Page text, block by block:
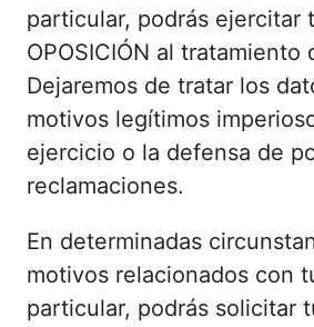
particular, podrás ejercitar
OPOSICIÓN al tratamiento
Dejaremos de tratar los
motivos legítimos
ejercicio o la defensa de
reclamaciones.
En determinadas
motivos relacionados con
particular, podrás solicitar